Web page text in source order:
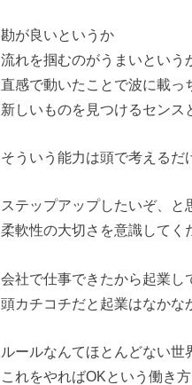
勘が良いというか
流れを掴むのがうまいという
直感で動いたことで波に載っ
新しいものを見つけるセンス
そういう能力は頭で考えるだ
ステップアップしたいぞ、と
柔軟性の大切さを意識してく
会社で仕事できたから起業し
頭カチコチだと起業はなかな
ルールなんてほとんどない世
これをやればOKという働き